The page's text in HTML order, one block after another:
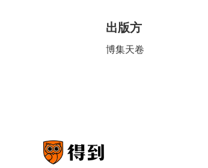
出版方
博集天卷